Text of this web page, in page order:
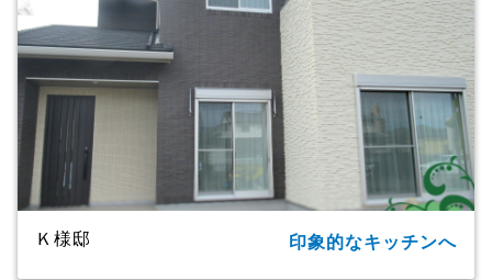
Ｋ様邸 印象的なキッチンへ